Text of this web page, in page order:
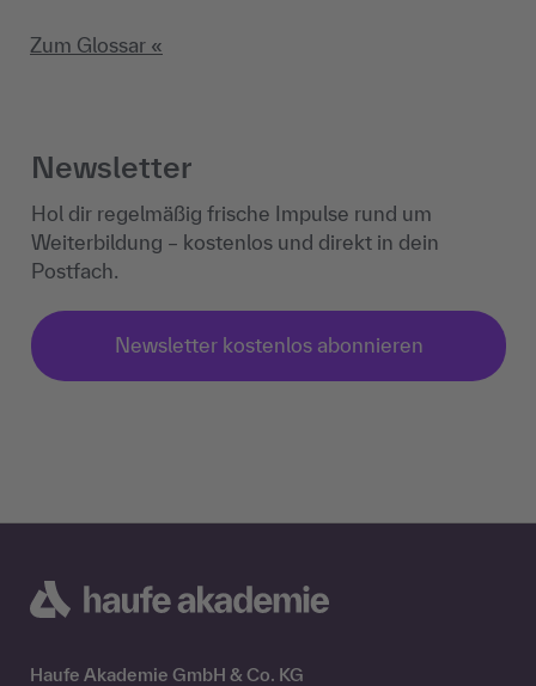
Zum Glossar «
Newsletter
Hol dir regelmäßig frische Impulse rund um
Weiterbildung – kostenlos und direkt in dein
Postfach.
Newsletter kostenlos abonnieren
Haufe Akademie GmbH & Co. KG